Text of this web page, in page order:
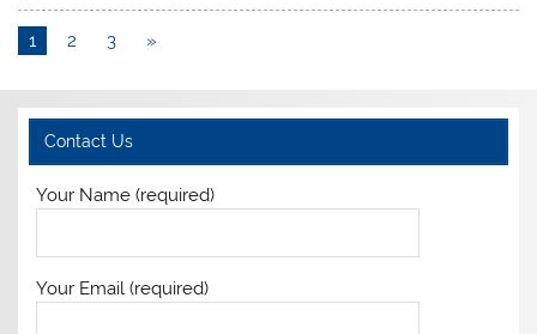
1 2 3 »
Contact Us
Your Name (required)
Your Email (required)